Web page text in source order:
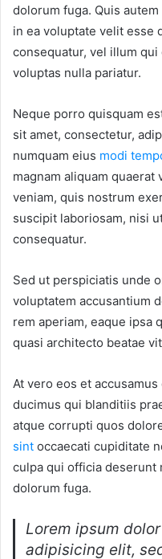
dolorum fuga. Quis
in ea voluptate velit esse
consequatur, vel illum
voluptas nulla pariatur.
Neque porro quisquam
sit amet, consectetur,
numquam eius modi
magnam aliquam quaerat
veniam, quis nostrum
suscipit laboriosam, nisi
consequatur.
Sed ut perspiciatis unde
voluptatem accusantium
rem aperiam, eaque ipsa
quasi architecto beatae
At vero eos et
ducimus qui blanditiis
atque corrupti quos
sint occaecati cupiditate
culpa qui officia deserunt
dolorum fuga.
Lorem ipsum
adipisicing elit,